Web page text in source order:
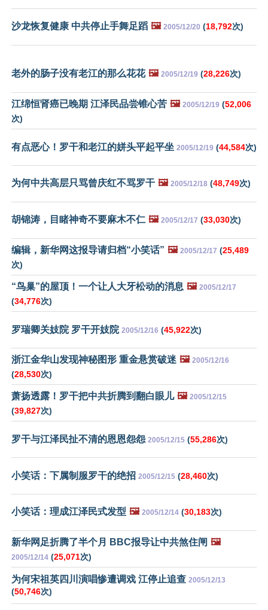
沙龙恢复健康 中共停止手舞足蹈 🖼️ 2005/12/20 (18,792次)
老外的肠子没有老江的那么花花 🖼️ 2005/12/19 (28,226次)
江绵恒肾癌已晚期 江泽民品尝锥心苦 🖼️ 2005/12/19 (52,006
次)
有点恶心！罗干和老江的姘头平起平坐 2005/12/19 (44,584次)
为何中共高层只骂曾庆红不骂罗干 🖼️ 2005/12/18 (48,749次)
胡锦涛，目睹神奇不要麻木不仁 🖼️ 2005/12/17 (33,030次)
编辑，新华网这报导请归档“小笑话” 🖼️ 2005/12/17 (25,489
次)
“鸟巢”的屋顶！一个让人大牙松动的消息 🖼️ 2005/12/17
(34,776次)
罗瑞卿关妓院 罗干开妓院 2005/12/16 (45,922次)
浙江金华山发现神秘图形 重金悬赏破迷 🖼️ 2005/12/16
(28,530次)
萧扬透露！罗干把中共折腾到翻白眼儿 🖼️ 2005/12/15
(39,827次)
罗干与江泽民扯不清的恩恩怨怨 2005/12/15 (55,286次)
小笑话：下属制服罗干的绝招 2005/12/15 (28,460次)
小笑话：理成江泽民式发型 🖼️ 2005/12/14 (30,183次)
新华网足折腾了半个月 BBC报导让中共煞住闸 🖼️
2005/12/14 (25,071次)
为何宋祖英四川演唱惨遭调戏 江停止追查 2005/12/13
(50,746次)